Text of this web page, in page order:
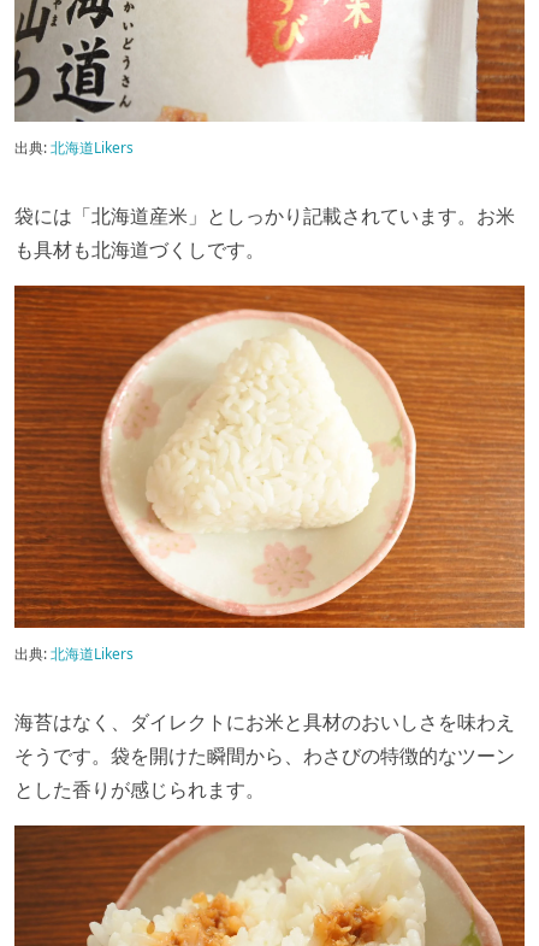
出典:北海道Likers
袋には「北海道産米」としっかり記載されています。お米
も具材も北海道づくしです。
出典:北海道Likers
海苔はなく、ダイレクトにお米と具材のおいしさを味わえ
そうです。袋を開けた瞬間から、わさびの特徴的なツーン
とした香りが感じられます。